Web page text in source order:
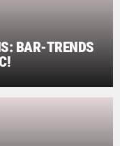
BAR-TRENDS